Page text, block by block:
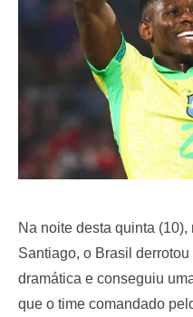
n
Na noite desta quinta
Santiago, o Brasil
dramática e conseguiu
que o time comandado